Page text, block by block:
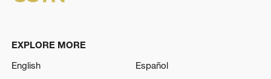
EXPLORE MORE
English
Español